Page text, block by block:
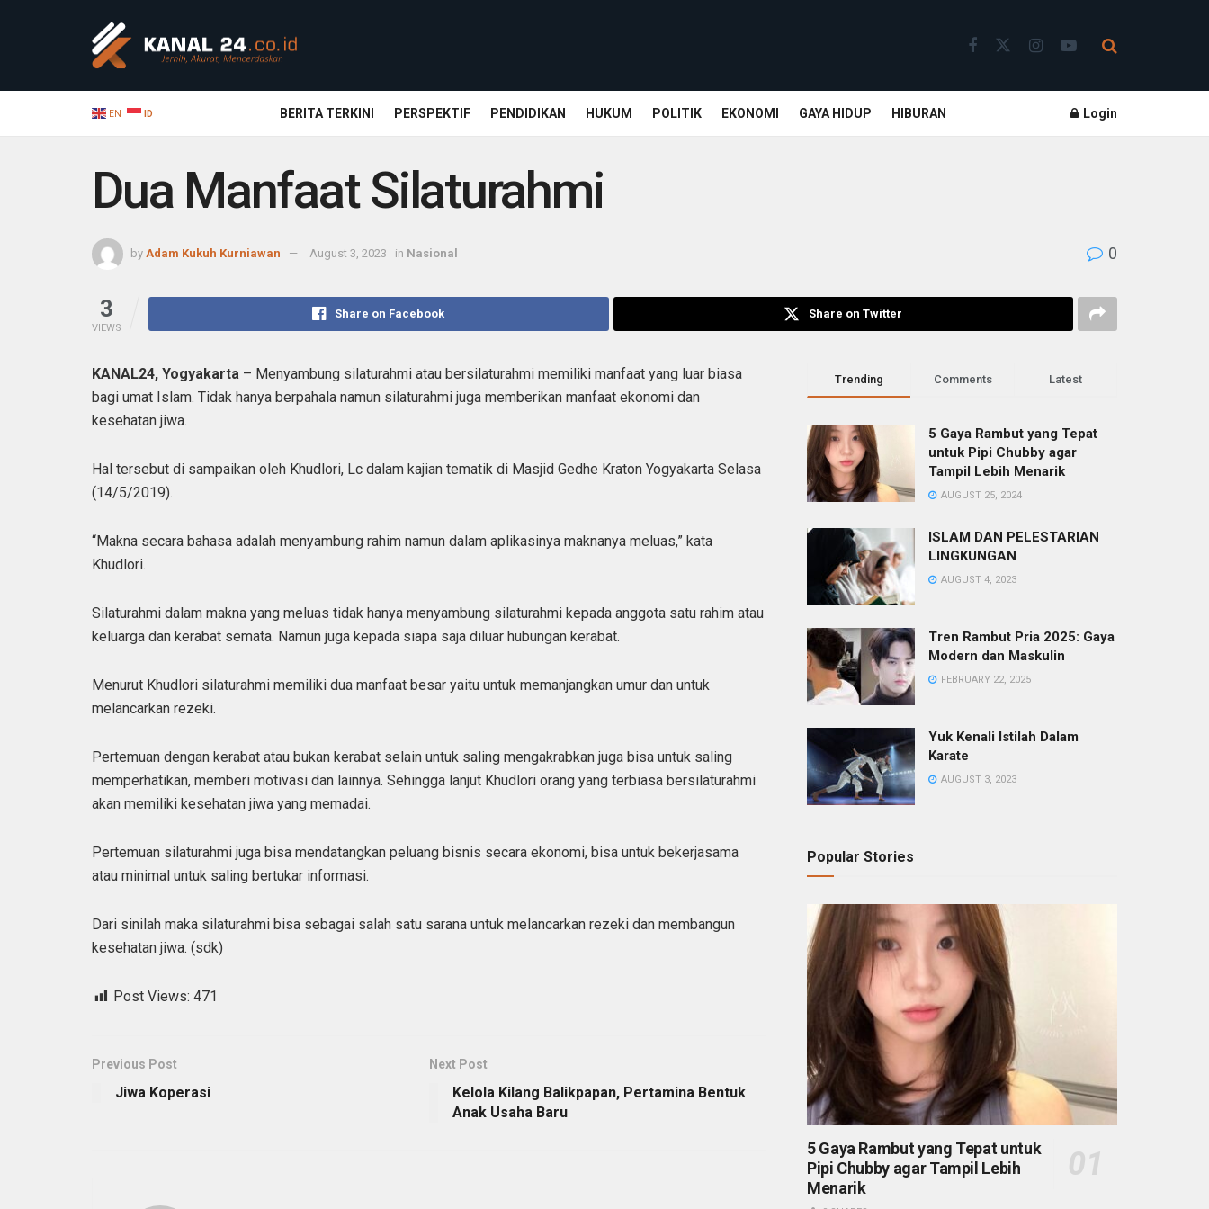
EN ID BERITA TERKINI PERSPEKTIF PENDIDIKAN HUKUM POLITIK EKONOMI GAYA HIDUP HIBURAN Login
Dua Manfaat Silaturahmi
by Adam Kukuh Kurniawan August 3, 2023 in Nasional 0
3
VIEWS
Share on Facebook Share on Twitter
KANAL24, Yogyakarta – Menyambung silaturahmi atau bersilaturahmi memiliki manfaat yang luar biasa
bagi umat Islam. Tidak hanya berpahala namun silaturahmi juga memberikan manfaat ekonomi dan
kesehatan jiwa.
Hal tersebut di sampaikan oleh Khudlori, Lc dalam kajian tematik di Masjid Gedhe Kraton Yogyakarta Selasa
(14/5/2019).
“Makna secara bahasa adalah menyambung rahim namun dalam aplikasinya maknanya meluas,” kata
Khudlori.
Silaturahmi dalam makna yang meluas tidak hanya menyambung silaturahmi kepada anggota satu rahim atau
keluarga dan kerabat semata. Namun juga kepada siapa saja diluar hubungan kerabat.
Menurut Khudlori silaturahmi memiliki dua manfaat besar yaitu untuk memanjangkan umur dan untuk
melancarkan rezeki.
Pertemuan dengan kerabat atau bukan kerabat selain untuk saling mengakrabkan juga bisa untuk saling
memperhatikan, memberi motivasi dan lainnya. Sehingga lanjut Khudlori orang yang terbiasa bersilaturahmi
akan memiliki kesehatan jiwa yang memadai.
Pertemuan silaturahmi juga bisa mendatangkan peluang bisnis secara ekonomi, bisa untuk bekerjasama
atau minimal untuk saling bertukar informasi.
Dari sinilah maka silaturahmi bisa sebagai salah satu sarana untuk melancarkan rezeki dan membangun
kesehatan jiwa. (sdk)
Post Views: 471
Previous Post
Jiwa Koperasi
Next Post
Kelola Kilang Balikpapan, Pertamina Bentuk
Anak Usaha Baru
Trending Comments Latest
5 Gaya Rambut yang Tepat
untuk Pipi Chubby agar
Tampil Lebih Menarik
AUGUST 25, 2024
ISLAM DAN PELESTARIAN
LINGKUNGAN
AUGUST 4, 2023
Tren Rambut Pria 2025: Gaya
Modern dan Maskulin
FEBRUARY 22, 2025
Yuk Kenali Istilah Dalam
Karate
AUGUST 3, 2023
Popular Stories
5 Gaya Rambut yang Tepat untuk
Pipi Chubby agar Tampil Lebih
Menarik